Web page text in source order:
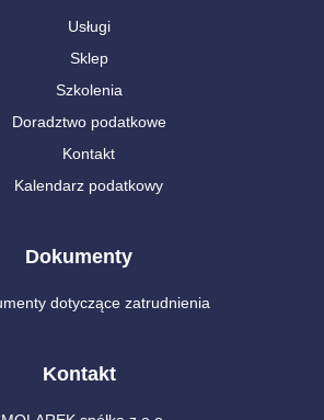
Usługi
Sklep
Szkolenia
Doradztwo podatkowe
Kontakt
Kalendarz podatkowy
Dokumenty
dotyczące zatrudnienia
Kontakt